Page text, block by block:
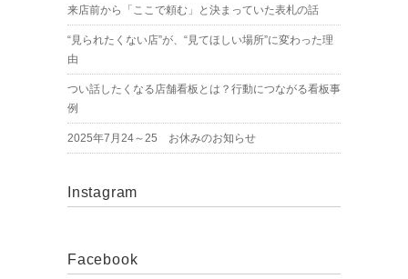
来店前から「ここで頼む」と決まっていた表札の話
“見られたくない店”が、“見てほしい場所”に変わった理
由
つい話したくなる店舗看板とは？行動につながる看板事
例
2025年7月24～25 お休みのお知らせ
Instagram
Facebook